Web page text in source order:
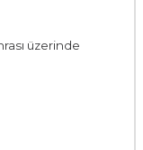
üzerinde